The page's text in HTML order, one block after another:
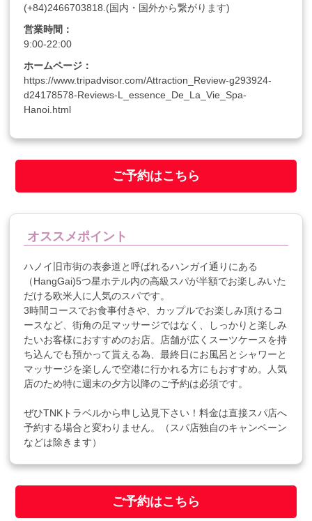
(+84)2466703818.(国内・国外から繋がります)
営業時間：
9:00-22:00
ホームページ：
https://www.tripadvisor.com/Attraction_Review-g293924-
d24178578-Reviews-L_essence_De_La_Vie_Spa-
Hanoi.html
ご予約はこちら
オススメポイント
ハノイ旧市街の表参道と呼ばれるハンガイ通りにある
（HangGai)5つ星ホテル内の高級スパが半額でお楽しみいた
だける欧米人に人気のスパです。
3時間コースでお食事付きや、カップルでお楽しみ頂けるコ
ースなど、街角の足マッサージではなく、しっかりと楽しみ
たいお客様におすすめのお店。店舗が広くスーツケースを持
ち込んでも預かって貰える為、最終日にお風呂とシャワーと
マッサージを楽しんで空港に行かれる方にもおすすめ。人気
店のため特に週末の夕方以降のご予約は必須です。
ぜひTNKトラベルから申し込見下さい！料金は直接スパ店へ
予約する場合と変わりません。（スパ店独自のキャンペーン
などは除きます）
ご予約はこちら